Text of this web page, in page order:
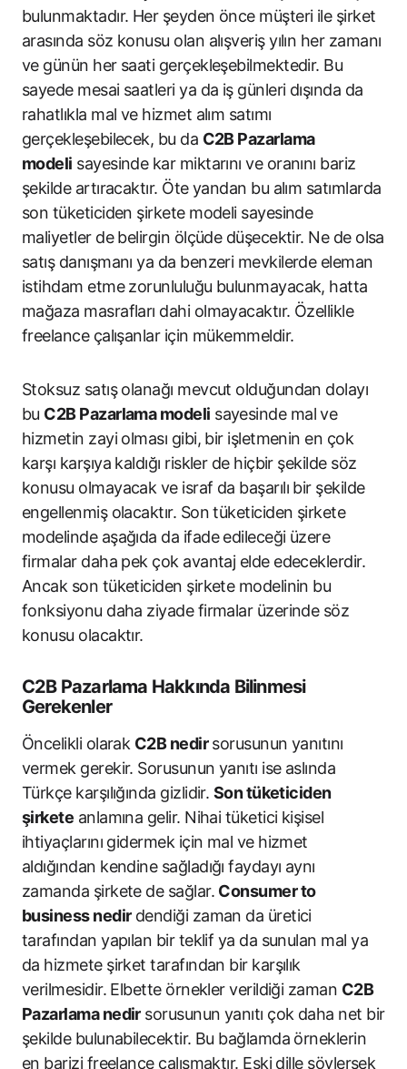
bulunmaktadır. Her şeyden önce müşteri ile şirket
arasında söz konusu olan alışveriş yılın her zamanı
ve günün her saati gerçekleşebilmektedir. Bu
sayede mesai saatleri ya da iş günleri dışında da
rahatlıkla mal ve hizmet alım satımı
gerçekleşebilecek, bu da C2B Pazarlama
modeli sayesinde kar miktarını ve oranını bariz
şekilde artıracaktır. Öte yandan bu alım satımlarda
son tüketiciden şirkete modeli sayesinde
maliyetler de belirgin ölçüde düşecektir. Ne de olsa
satış danışmanı ya da benzeri mevkilerde eleman
istihdam etme zorunluluğu bulunmayacak, hatta
mağaza masrafları dahi olmayacaktır. Özellikle
freelance çalışanlar için mükemmeldir.
Stoksuz satış olanağı mevcut olduğundan dolayı
bu C2B Pazarlama modeli sayesinde mal ve
hizmetin zayi olması gibi, bir işletmenin en çok
karşı karşıya kaldığı riskler de hiçbir şekilde söz
konusu olmayacak ve israf da başarılı bir şekilde
engellenmiş olacaktır. Son tüketiciden şirkete
modelinde aşağıda da ifade edileceği üzere
firmalar daha pek çok avantaj elde edeceklerdir.
Ancak son tüketiciden şirkete modelinin bu
fonksiyonu daha ziyade firmalar üzerinde söz
konusu olacaktır.
C2B Pazarlama Hakkında Bilinmesi
Gerekenler
Öncelikli olarak C2B nedirsorusunun yanıtını
vermek gerekir. Sorusunun yanıtı ise aslında
Türkçe karşılığında gizlidir. Son tüketiciden
şirkete anlamına gelir. Nihai tüketici kişisel
ihtiyaçlarını gidermek için mal ve hizmet
aldığından kendine sağladığı faydayı aynı
zamanda şirkete de sağlar. Consumer to
business nedirdendiği zaman da üretici
tarafından yapılan bir teklif ya da sunulan mal ya
da hizmete şirket tarafından bir karşılık
verilmesidir. Elbette örnekler verildiği zaman C2B
Pazarlama nedirsorusunun yanıtı çok daha net bir
şekilde bulunabilecektir. Bu bağlamda örneklerin
en barizi freelance çalışmaktır. Eski dille söylersek